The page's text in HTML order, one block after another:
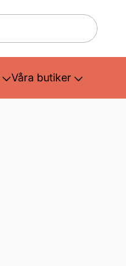
Våra butiker